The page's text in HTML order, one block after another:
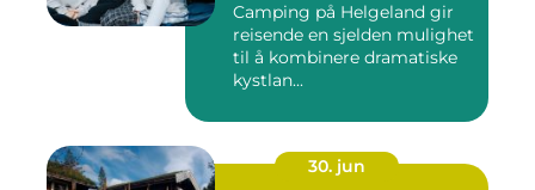
Camping på Helgeland gir
reisende en sjelden mulighet
til å kombinere dramatiske
kystlan...
30. jun